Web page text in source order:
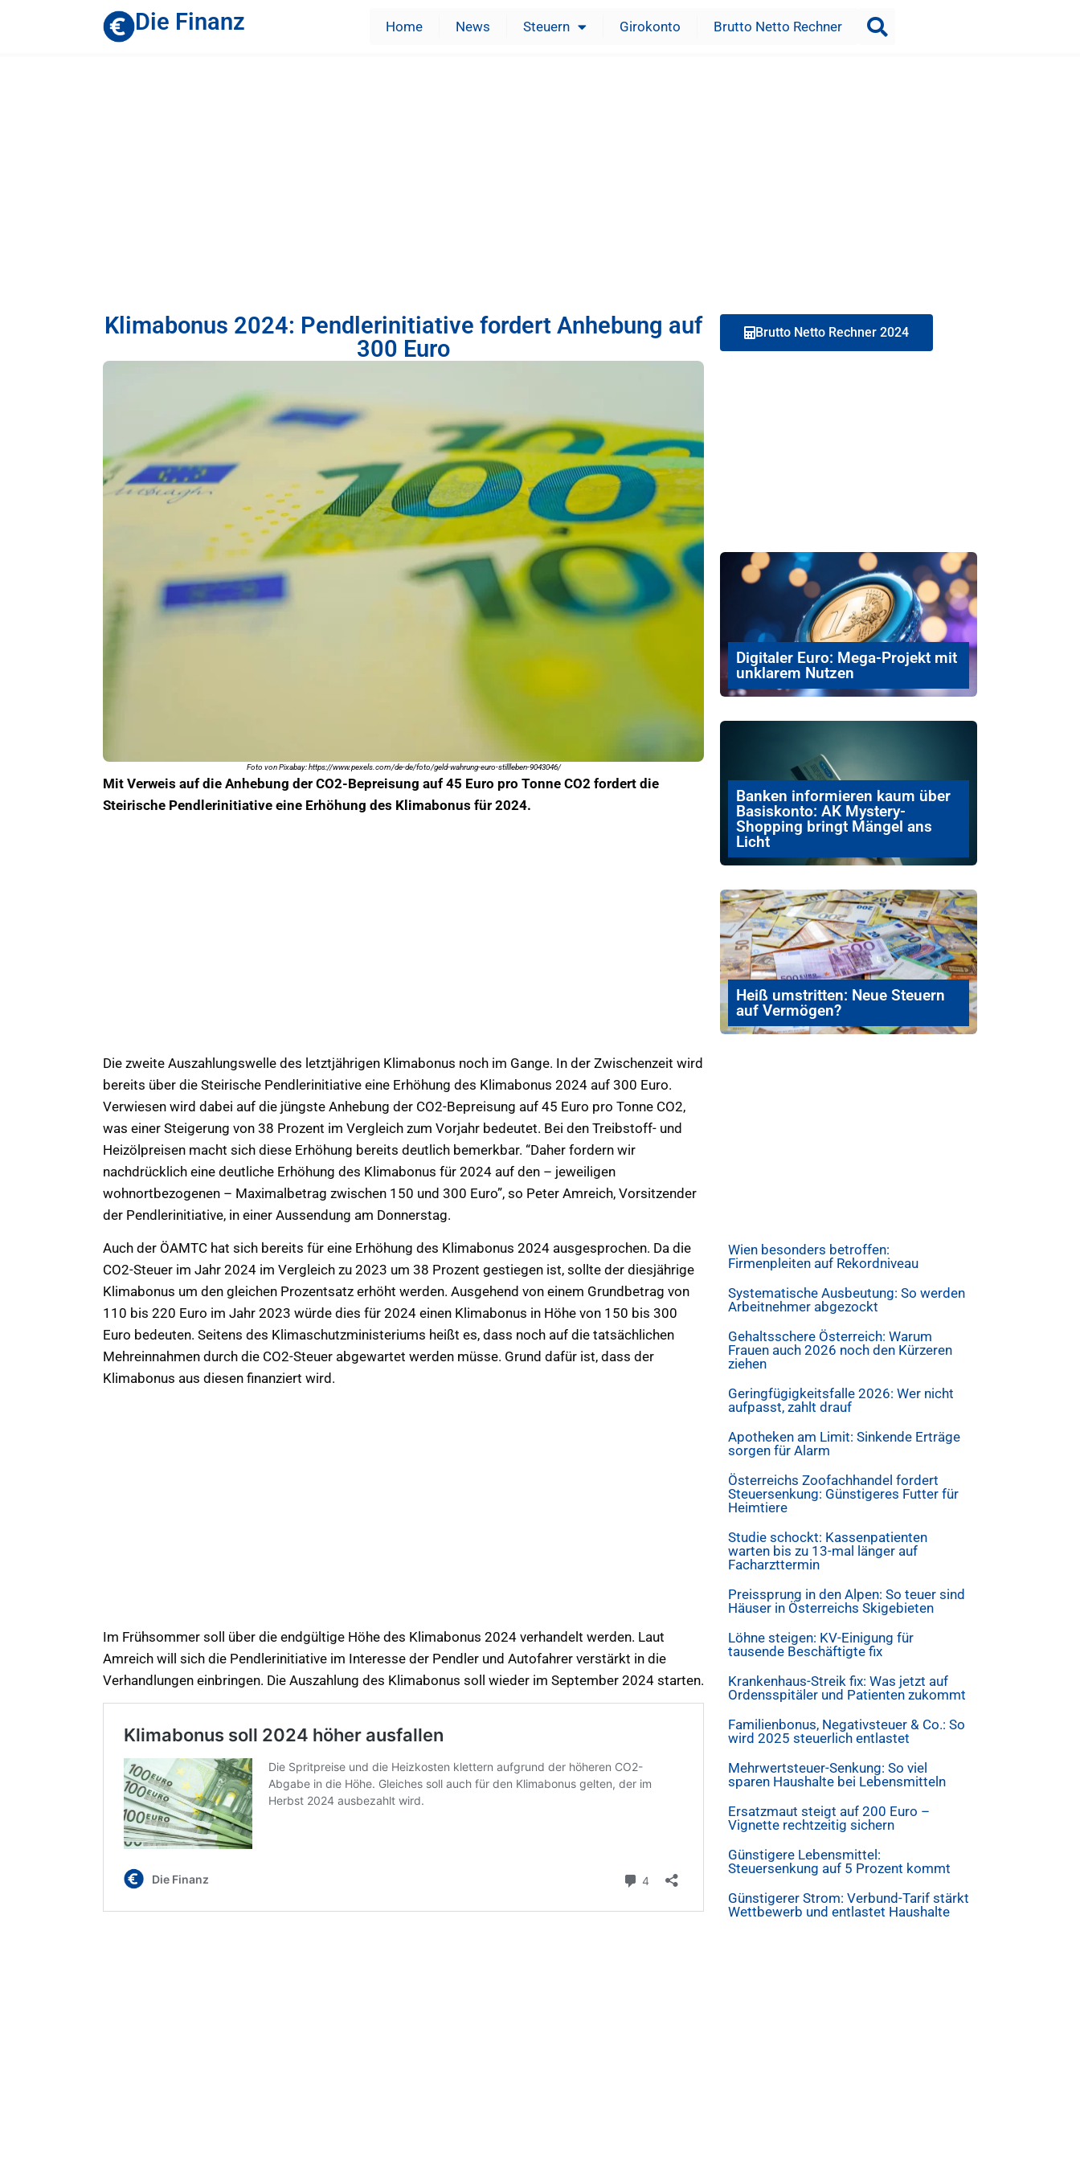
Die Finanz Home News Steuern Girokonto Brutto Netto Rechner
Klimabonus 2024: Pendlerinitiative fordert Anhebung auf
300 Euro
Foto von Pixabay: https://www.pexels.com/de-de/foto/geld-wahrung-euro-stillleben-9043046/
Mit Verweis auf die Anhebung der CO2-Bepreisung auf 45 Euro pro Tonne CO2 fordert die
Steirische Pendlerinitiative eine Erhöhung des Klimabonus für 2024.
Die zweite Auszahlungswelle des letztjährigen Klimabonus noch im Gange. In der Zwischenzeit wird
bereits über die Steirische Pendlerinitiative eine Erhöhung des Klimabonus 2024 auf 300 Euro.
Verwiesen wird dabei auf die jüngste Anhebung der CO2-Bepreisung auf 45 Euro pro Tonne CO2,
was einer Steigerung von 38 Prozent im Vergleich zum Vorjahr bedeutet. Bei den Treibstoff- und
Heizölpreisen macht sich diese Erhöhung bereits deutlich bemerkbar. “Daher fordern wir
nachdrücklich eine deutliche Erhöhung des Klimabonus für 2024 auf den – jeweiligen
wohnortbezogenen – Maximalbetrag zwischen 150 und 300 Euro”, so Peter Amreich, Vorsitzender
der Pendlerinitiative, in einer Aussendung am Donnerstag.
Auch der ÖAMTC hat sich bereits für eine Erhöhung des Klimabonus 2024 ausgesprochen. Da die
CO2-Steuer im Jahr 2024 im Vergleich zu 2023 um 38 Prozent gestiegen ist, sollte der diesjährige
Klimabonus um den gleichen Prozentsatz erhöht werden. Ausgehend von einem Grundbetrag von
110 bis 220 Euro im Jahr 2023 würde dies für 2024 einen Klimabonus in Höhe von 150 bis 300
Euro bedeuten. Seitens des Klimaschutzministeriums heißt es, dass noch auf die tatsächlichen
Mehreinnahmen durch die CO2-Steuer abgewartet werden müsse. Grund dafür ist, dass der
Klimabonus aus diesen finanziert wird.
Im Frühsommer soll über die endgültige Höhe des Klimabonus 2024 verhandelt werden. Laut
Amreich will sich die Pendlerinitiative im Interesse der Pendler und Autofahrer verstärkt in die
Verhandlungen einbringen. Die Auszahlung des Klimabonus soll wieder im September 2024 starten.
Brutto Netto Rechner 2024
Digitaler Euro: Mega-Projekt mit
unklarem Nutzen
Banken informieren kaum über
Basiskonto: AK Mystery-
Shopping bringt Mängel ans
Licht
Heiß umstritten: Neue Steuern
auf Vermögen?
Wien besonders betroffen:
Firmenpleiten auf Rekordniveau
Systematische Ausbeutung: So werden
Arbeitnehmer abgezockt
Gehaltsschere Österreich: Warum
Frauen auch 2026 noch den Kürzeren
ziehen
Geringfügigkeitsfalle 2026: Wer nicht
aufpasst, zahlt drauf
Apotheken am Limit: Sinkende Erträge
sorgen für Alarm
Österreichs Zoofachhandel fordert
Steuersenkung: Günstigeres Futter für
Heimtiere
Studie schockt: Kassenpatienten
warten bis zu 13-mal länger auf
Facharzttermin
Preissprung in den Alpen: So teuer sind
Häuser in Österreichs Skigebieten
Löhne steigen: KV-Einigung für
tausende Beschäftigte fix
Krankenhaus-Streik fix: Was jetzt auf
Ordensspitäler und Patienten zukommt
Familienbonus, Negativsteuer & Co.: So
wird 2025 steuerlich entlastet
Mehrwertsteuer-Senkung: So viel
sparen Haushalte bei Lebensmitteln
Ersatzmaut steigt auf 200 Euro –
Vignette rechtzeitig sichern
Günstigere Lebensmittel:
Steuersenkung auf 5 Prozent kommt
Günstigerer Strom: Verbund-Tarif stärkt
Wettbewerb und entlastet Haushalte